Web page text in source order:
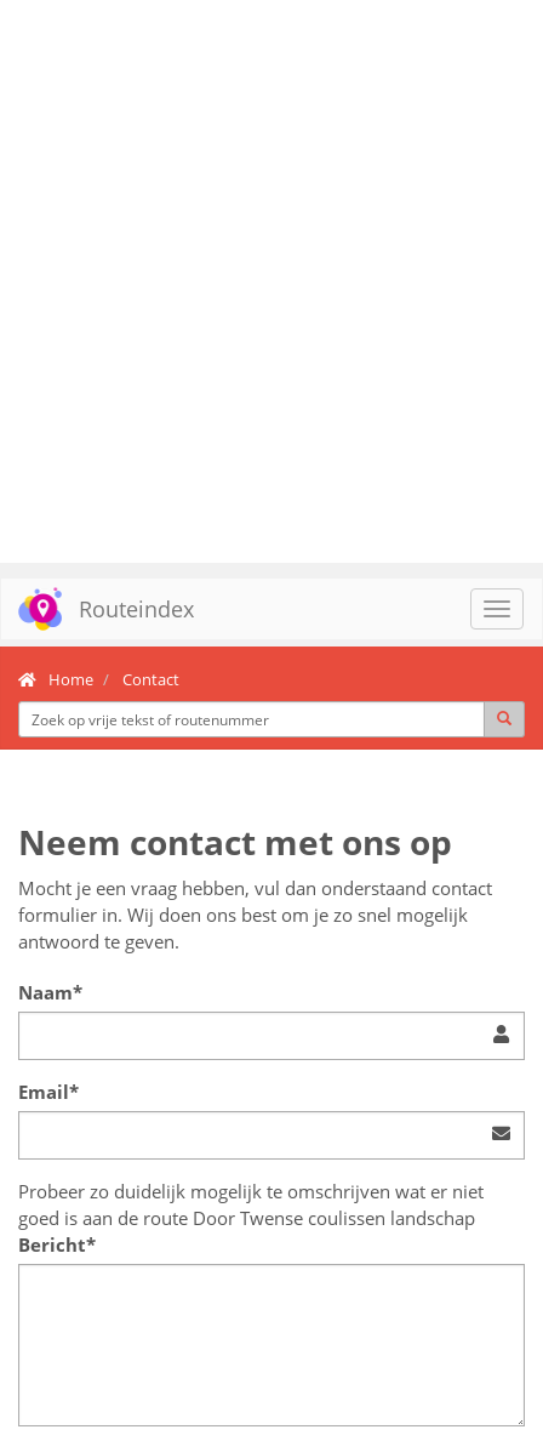
Routeindex
Home Contact
Neem contact met ons op
Mocht je een vraag hebben, vul dan onderstaand contact
formulier in. Wij doen ons best om je zo snel mogelijk
antwoord te geven.
Naam*
Email*
Probeer zo duidelijk mogelijk te omschrijven wat er niet
goed is aan de route Door Twense coulissen landschap
Bericht*